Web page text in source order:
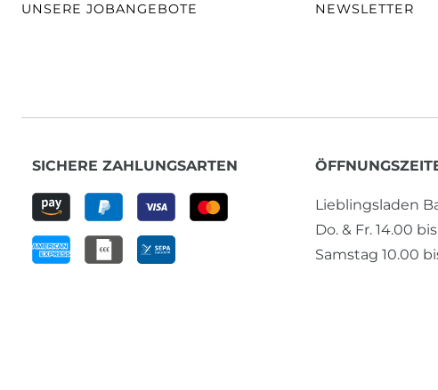
UNSERE JOBANGEBOTE NEWSLETTER
SICHERE ZAHLUNGSARTEN
Lieblingsladen
Do. & Fr. 14.00
Samstag 10.00